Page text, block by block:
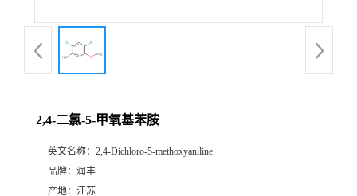
2,4-二氯-5-甲氧基苯胺
英文名称： 2,4-Dichloro-5-methoxyaniline
品牌： 润丰
产地： 江苏